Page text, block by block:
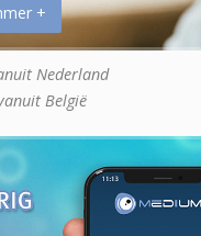
+
Nederland
België